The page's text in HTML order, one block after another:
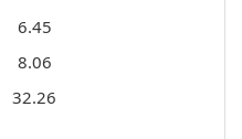
6.45
8.06
32.26